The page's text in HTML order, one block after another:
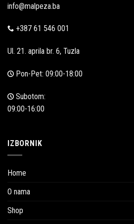
info@malpeza.ba
+387 61 546 001
Ul. 21. aprila br. 6, Tuzla
Pon-Pet: 09:00-18:00
Subotom:
09:00-16:00
IZBORNIK
Home
O nama
Shop